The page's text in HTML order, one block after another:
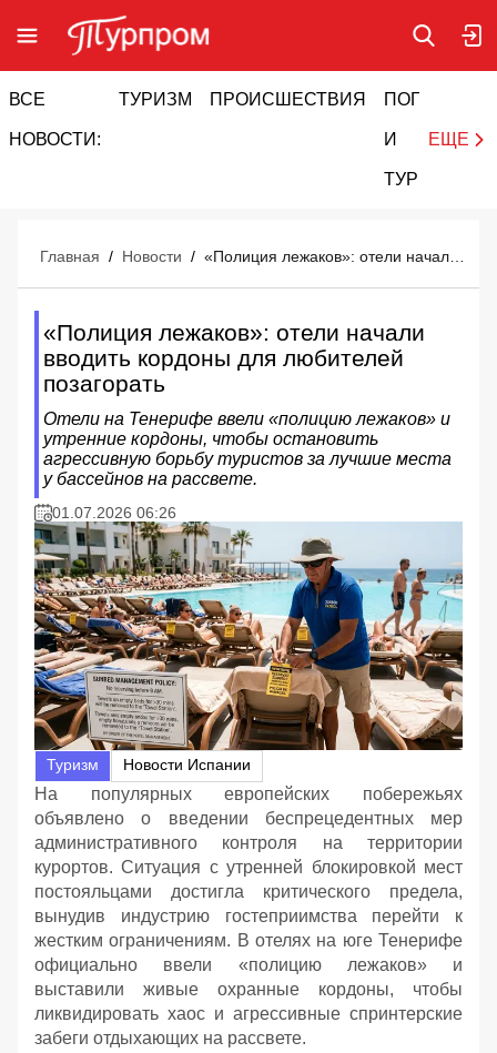
ВСЕ
НОВОСТИ:
ТУРИЗМ ПРОИСШЕСТВИЯ ПОГОДА
И
ТУРИЗМ
ЕЩЕ
Главная / Новости /
«Полиция лежаков»: отели начали
вводить кордоны для любителей
позагорать
Отели на Тенерифе ввели «полицию лежаков» и
утренние кордоны, чтобы остановить
агрессивную борьбу туристов за лучшие места
у бассейнов на рассвете.
01.07.2026 06:26
Туризм Новости Испании
На популярных европейских побережьях
объявлено о введении беспрецедентных мер
административного контроля на территории
курортов. Ситуация с утренней блокировкой мест
постояльцами достигла критического предела,
вынудив индустрию гостеприимства перейти к
жестким ограничениям. В отелях на юге Тенерифе
официально ввели «полицию лежаков» и
выставили живые охранные кордоны, чтобы
ликвидировать хаос и агрессивные спринтерские
забеги отдыхающих на рассвете.